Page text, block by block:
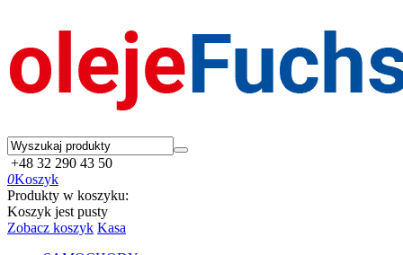
+48 32 290 43 50
0Koszyk
Produkty w koszyku:
Koszyk jest pusty
Zobacz koszyk Kasa